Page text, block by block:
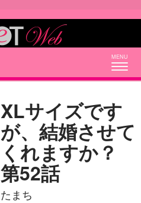
XLサイズです
が、結婚させて
くれますか？
第52話
たまち